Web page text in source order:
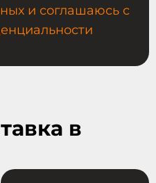
и соглашаюсь с
в